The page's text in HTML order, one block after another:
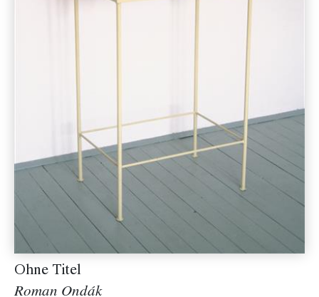
Ohne Titel
Roman Ondák